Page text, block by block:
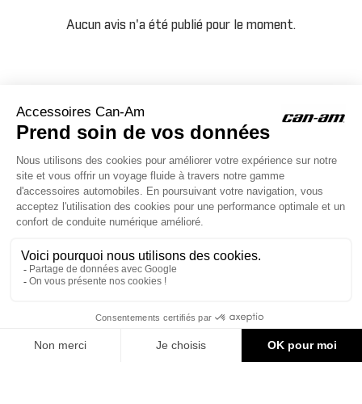
AJOUTER AU PANIER
Aucun avis n'a été publié pour le moment.
ACCESSOIRES CAN-AM
Le site d'accessoires Can-Am vous propose des accessoires d'origine
pour équiper votre véhicule 3 roues (On Road) ou votre véhicule tout
© Groupe Legrand 2025